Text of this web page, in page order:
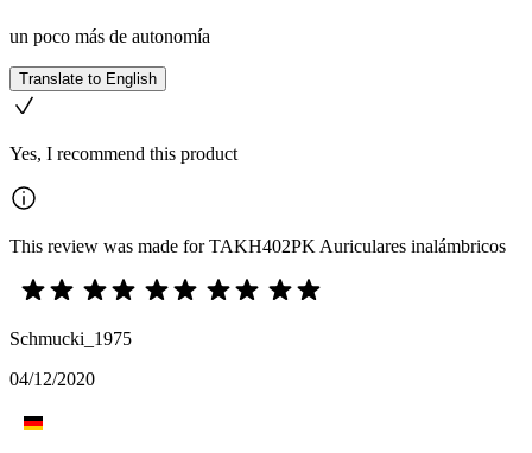
un poco más de autonomía
Translate to English
Yes, I recommend this product
This review was made for TAKH402PK Auriculares inalámbricos
Schmucki_1975
04/12/2020